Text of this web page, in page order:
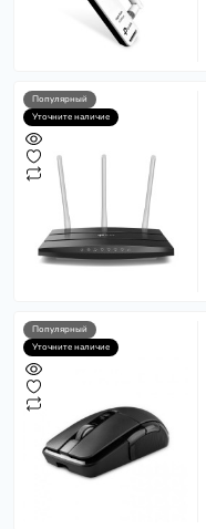
Популярный
Уточните наличие
Популярный
Уточните наличие
Softech